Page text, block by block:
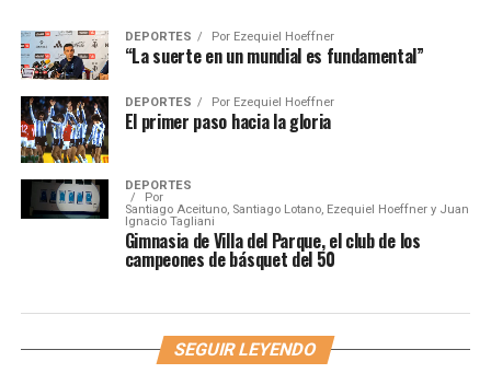
DEPORTES Por Ezequiel Hoeffner
“La suerte en un mundial es fundamental”
DEPORTES Por Ezequiel Hoeffner
El primer paso hacia la gloria
DEPORTES
Por
Santiago Aceituno, Santiago Lotano, Ezequiel Hoeffner y Juan
Ignacio Tagliani
Gimnasia de Villa del Parque, el club de los
campeones de básquet del 50
SEGUIR LEYENDO